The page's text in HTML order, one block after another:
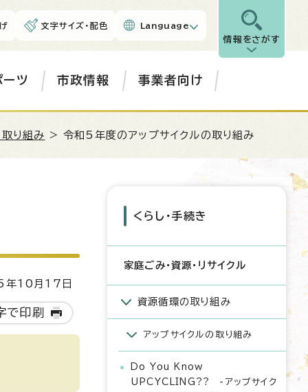
文字サイズ・配色 Language
情報をさがす
ーツ 市政情報 事業者向け
り組み > 令和5年度のアップサイクルの取り組み
10月17日
で印刷
くらし・手続き
家庭ごみ・資源・リサイクル
資源循環の取り組み
アップサイクルの取り組み
Do You Know
UPCYCLING?? -アップサイク